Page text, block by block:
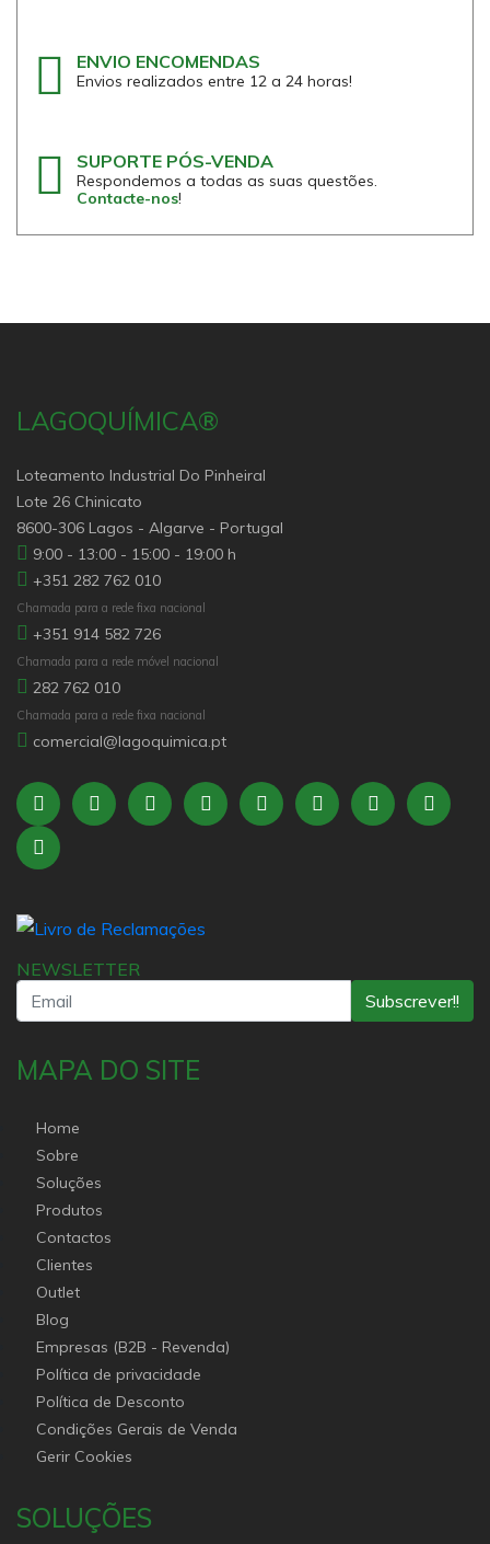
ENVIO ENCOMENDAS
Envios realizados entre 12 a 24 horas!
SUPORTE PÓS-VENDA
Respondemos a todas as suas questões.
Contacte-nos!
LAGOQUÍMICA®
Loteamento Industrial Do Pinheiral
Lote 26 Chinicato
8600-306 Lagos - Algarve - Portugal
9:00 - 13:00 - 15:00 - 19:00 h
+351 282 762 010
Chamada para a rede fixa nacional
+351 914 582 726
Chamada para a rede móvel nacional
282 762 010
Chamada para a rede fixa nacional
comercial@lagoquimica.pt
NEWSLETTER
Subscrever!!
MAPA DO SITE
Home
Sobre
Soluções
Produtos
Contactos
Clientes
Outlet
Blog
Empresas (B2B - Revenda)
Política de privacidade
Política de Desconto
Condições Gerais de Venda
Gerir Cookies
SOLUÇÕES